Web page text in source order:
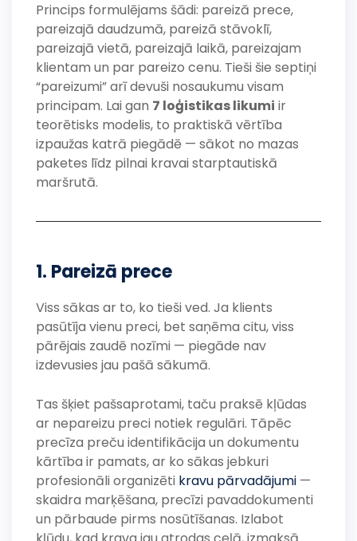
Princips formulējams šādi: pareizā prece,
pareizajā daudzumā, pareizā stāvoklī,
pareizajā vietā, pareizajā laikā, pareizajam
klientam un par pareizo cenu. Tieši šie septiņi
“pareizumi” arī devuši nosaukumu visam
principam. Lai gan 7 loģistikas likumi ir
teorētisks modelis, to praktiskā vērtība
izpaužas katrā piegādē — sākot no mazas
paketes līdz pilnai kravai starptautiskā
maršrutā.
1. Pareizā prece
Viss sākas ar to, ko tieši ved. Ja klients
pasūtīja vienu preci, bet saņēma citu, viss
pārējais zaudē nozīmi — piegāde nav
izdevusies jau pašā sākumā.
Tas šķiet pašsaprotami, taču praksē kļūdas
ar nepareizu preci notiek regulāri. Tāpēc
precīza preču identifikācija un dokumentu
kārtība ir pamats, ar ko sākas jebkuri
profesionāli organizēti kravu pārvadājumi —
skaidra marķēšana, precīzi pavaddokumenti
un pārbaude pirms nosūtīšanas. Izlabot